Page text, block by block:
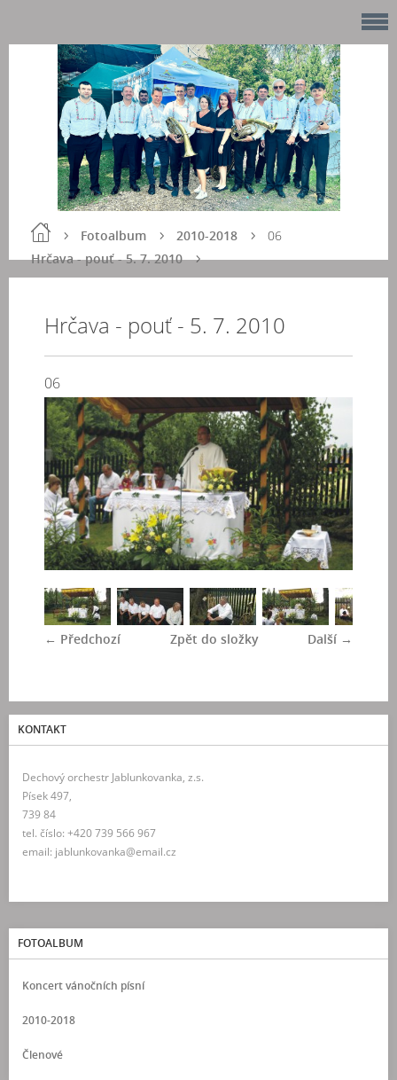
Fotoalbum
2010-2018
Hrčava - pouť - 5. 7. 2010
06
Hrčava - pouť - 5. 7. 2010
06
← Předchozí Další →
Zpět do složky
KONTAKT
Dechový orchestr Jablunkovanka, z.s.
Písek 497,
739 84
tel. číslo: +420 739 566 967
email: jablunkovanka@email.cz
FOTOALBUM
Koncert vánočních písní
2010-2018
Členové